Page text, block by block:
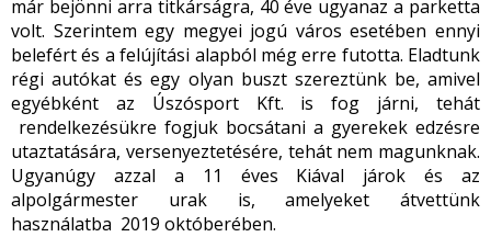
már bejönni arra titkárságra, 40 éve ugyanaz a parketta
volt. Szerintem egy megyei jogú város esetében ennyi
belefért és a felújítási alapból még erre futotta. Eladtunk
régi autókat és egy olyan buszt szereztünk be, amivel
egyébként az Úszósport Kft. is fog járni, tehát
rendelkezésükre fogjuk bocsátani a gyerekek edzésre
utaztatására, versenyeztetésére, tehát nem magunknak.
Ugyanúgy azzal a 11 éves Kiával járok és az
alpolgármester urak is, amelyeket átvettünk
használatba 2019 októberében.